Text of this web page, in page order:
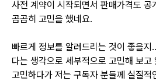
사전 계약이 시작되면서 판매가격도 공
곰곰히 고민을 했네요.
빠르게 정보를 알려드리는 것이 좋을
다는 생각으로 세부적으로 고민해 보고
고민하다가 저는 구독자 분들께 실질적